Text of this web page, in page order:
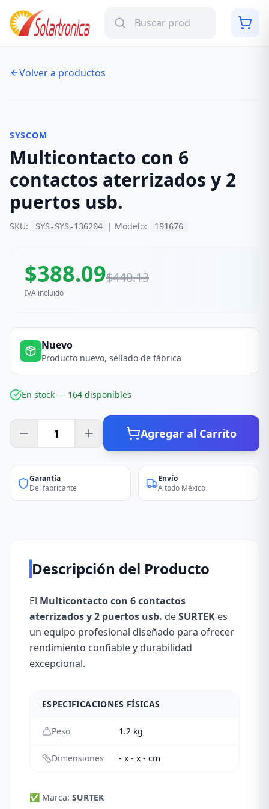
Volver a productos
SYSCOM
Multicontacto con 6
contactos aterrizados y 2
puertos usb.
SKU: SYS-SYS-136204 | Modelo: 191676
$388.09$440.13
IVA incluido
Nuevo
Producto nuevo, sellado de fábrica
En stock — 164 disponibles
Agregar al Carrito
Garantía
Del fabricante
Envío
A todo México
Descripción del Producto
El Multicontacto con 6 contactos
aterrizados y 2 puertos usb. deSURTEK es
un equipo profesional diseñado para ofrecer
rendimiento confiable y durabilidad
excepcional.
ESPECIFICACIONES FÍSICAS
Peso 1.2 kg
Dimensiones - x - x - cm
✅ Marca: SURTEK